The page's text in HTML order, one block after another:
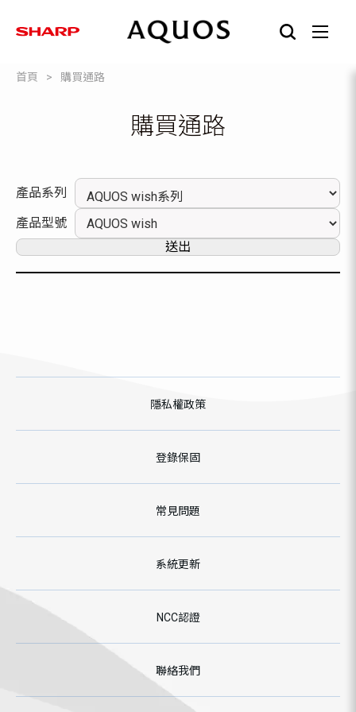
首頁 購買通路
購買通路
產品系列
產品型號
送出
隱私權政策
登錄保固
常見問題
系統更新
NCC認證
聯絡我們